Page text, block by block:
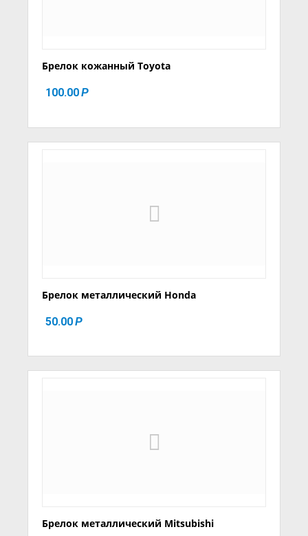
Брелок кожанный Toyota
100.00Р
Брелок металлический Honda
50.00Р
Брелок металлический Mitsubishi